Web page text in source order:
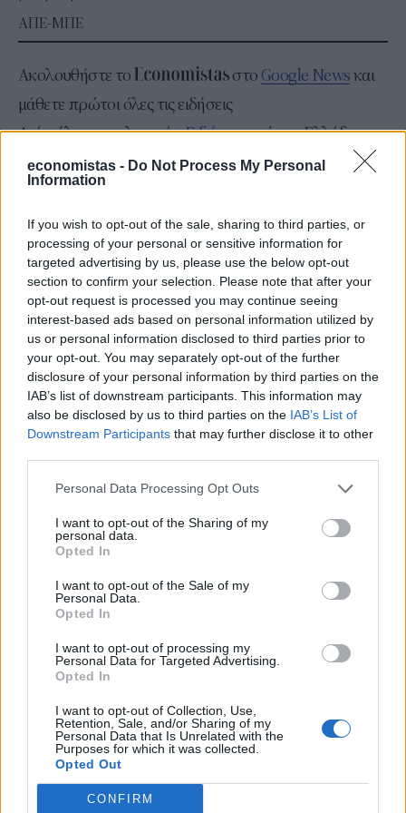
economistas - Do Not Process My Personal
Information
If you wish to opt-out of the sale, sharing to third parties, or
processing of your personal or sensitive information for
targeted advertising by us, please use the below opt-out
section to confirm your selection. Please note that after your
opt-out request is processed you may continue seeing
interest-based ads based on personal information utilized by
us or personal information disclosed to third parties prior to
your opt-out. You may separately opt-out of the further
disclosure of your personal information by third parties on the
IAB’s list of downstream participants. This information may
also be disclosed by us to third parties on the IAB’s List of
Downstream Participants that may further disclose it to other
Personal Data Processing Opt Outs
I want to opt-out of the Sharing of my
personal data.
Opted In
I want to opt-out of the Sale of my
Personal Data.
Opted In
I want to opt-out of processing my
Personal Data for Targeted Advertising.
Opted In
I want to opt-out of Collection, Use,
Retention, Sale, and/or Sharing of my
Personal Data that Is Unrelated with the
Purposes for which it was collected.
Opted Out
CONFIRM
ΑΠΕ-ΜΠΕ
Ακολουθήστε το στο Google Newsκαι
μάθετε πρώτοι όλες τις ειδήσεις
Δείτε όλες τις τελευταίεςΕιδήσειςαπό την Ελλάδα και
τον Κόσμο, στο
TAGS
Γυναίκες
Ημέρα της Γυναίκας Βουλή ΣΕΒ
ΣΧΕΤΙΚΑ
ΕΠΙΧΕΙΡΗΣΕΙΣ
AKTOR: Συμφωνία με τη Motor Oil για την
Ο Όμιλος AKTOR υπέγραψε δεσμευτική συμφωνία με τη Motor Oil
για την έμμεση απόκτηση του 75% των εταιρειών ΗΛΕΚΤΩΡ και
οικονομία και τον κύκλο του νερού.
NEWSROOM/05 Αυγ 2026